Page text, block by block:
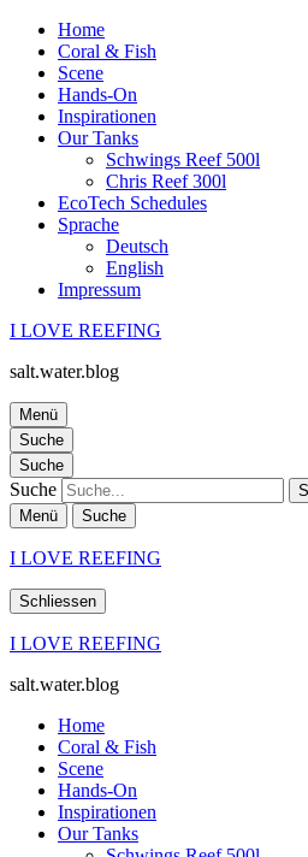
Home
Coral & Fish
Scene
Hands-On
Inspirationen
Our Tanks
Schwings Reef 500l
Chris Reef 300l
EcoTech Schedules
Sprache
Deutsch
English
Impressum
I LOVE REEFING
salt.water.blog
Menü
Suche
Suche
Suche
Menü Suche
I LOVE REEFING
Schliessen
I LOVE REEFING
salt.water.blog
Home
Coral & Fish
Scene
Hands-On
Inspirationen
Our Tanks